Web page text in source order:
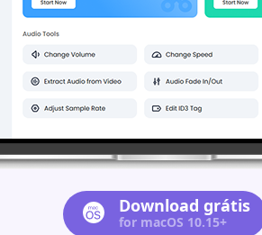
Download grátis
for macOS 10.15+